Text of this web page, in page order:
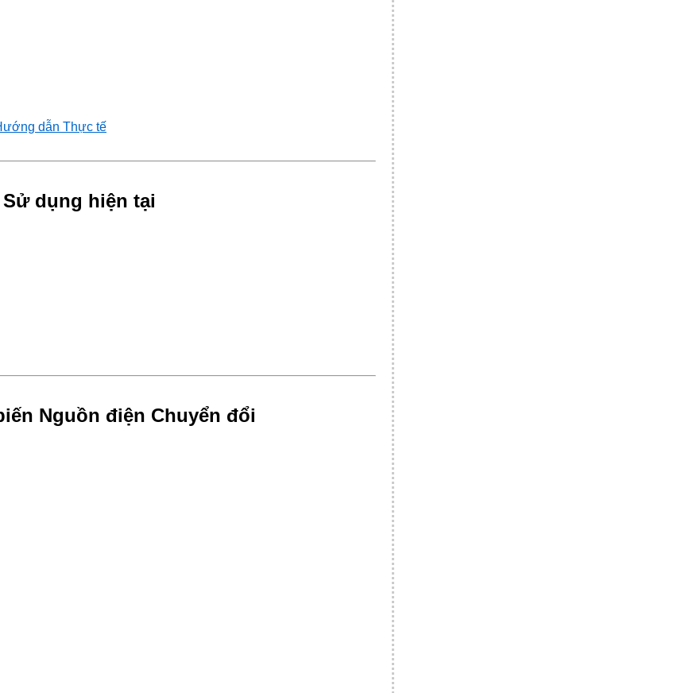
dẫn Thực tế
dụng hiện tại
Nguồn điện Chuyển đổi